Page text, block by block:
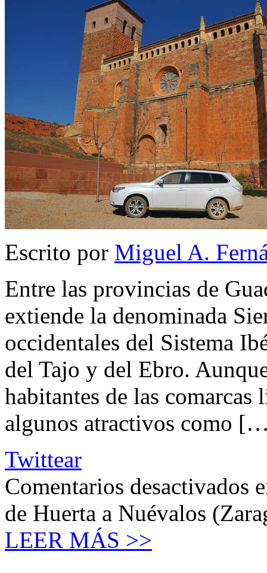
Escrito por Miguel A.
Entre las provincias de
extiende la denominada
occidentales del Sistema
del Tajo y del Ebro.
habitantes de las
algunos atractivos como
Twittear
Comentarios desactivados
de Huerta a Nuévalos
LEER MÁS >>